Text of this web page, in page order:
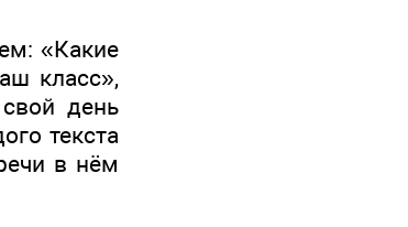
«Какие
класс»,
день
текста
в нём